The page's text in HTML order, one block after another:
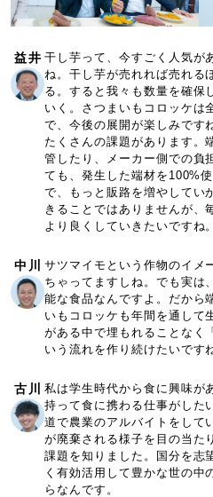
益井 干し芋って、今すごく人気が
ね。干し芋が売れれば売れる
る。すると我々も数量を確保
いく。さつまいもコロッケは
で、今後の展開が楽しみです
たくさんの課題があります。
管したり、メーカー側での負
ても、発生した端材を100%
で、もっと販路を増やしてい
きることではありませんが、
より良くしていきたいですね。
中川
サツマイモという作物のイメ
ちゃってますしね。でも実は
能な食品なんですよ。だから
いもコロッケも年間を通して
がある中で埋もれることなく
いう流れを作り続けたいです
古川
私は学生時代から食に興味が
持って食に携わる仕事がした
道で農業のアルバイトをして
が廃棄される様子を目の当た
課題を知りました。国分を志
く有効活用して豊かな世の中
らなんです。